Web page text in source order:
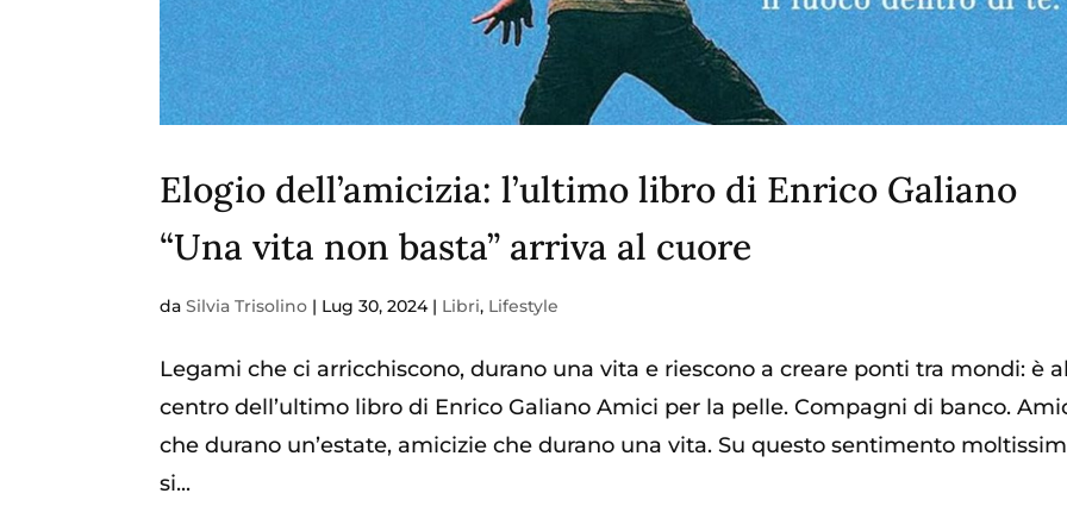
Elogio dell’amicizia: l’ultimo libro di Enrico Galiano
“Una vita non basta” arriva al cuore
daSilvia Trisolino | Lug 30, 2024| Libri, Lifestyle
Legami che ci arricchiscono, durano una vita e riescono a creare ponti tra mondi: è
centro dell’ultimo libro di Enrico Galiano Amici per la pelle. Compagni di banco.
che durano un’estate, amicizie che durano una vita. Su questo sentimento
si...